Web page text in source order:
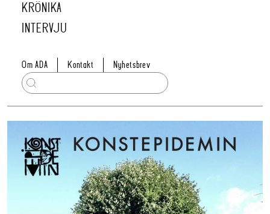
KRÖNIKA
INTERVJU
Om ADA Kontakt Nyhetsbrev